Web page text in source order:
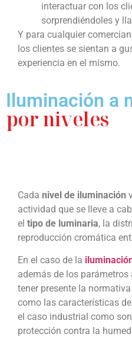
interactuar con los
sorprendiéndoles y
Y para cualquier
los clientes se sientan a
experiencia en el mismo.
Iluminación a
por niveles
Cada nivel de iluminación
actividad que se lleve a
el tipo de luminaria, la
reproducción cromática
En el caso de la
además de los
tener presente la
como las características
el caso industrial como
protección contra la